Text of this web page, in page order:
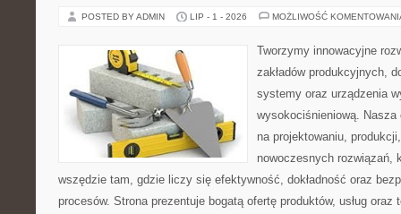
POSTED BY ADMIN LIP - 1 - 2026 MOŻLIWOŚĆ
Tworzymy innowacyjne
zakładów produkcyjnych,
systemy oraz urządzenia
wysokociśnieniową. Nasza
na projektowaniu,
nowoczesnych rozwiązań,
wszędzie tam, gdzie liczy się efektywność, dokładność oraz
procesów. Strona prezentuje bogatą ofertę produktów, usług oraz